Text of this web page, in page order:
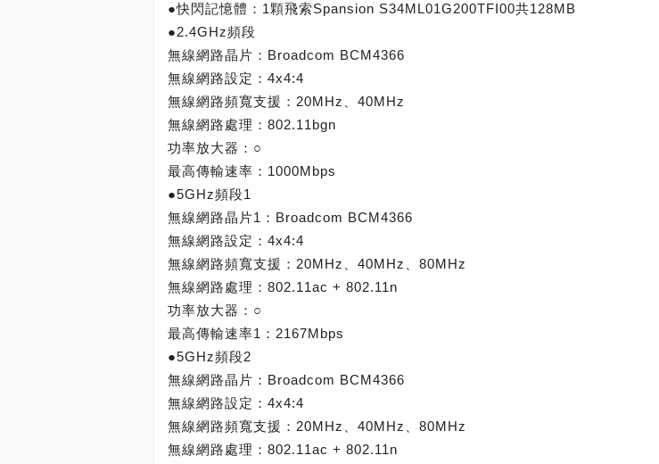
●快閃記憶體：1顆飛索Spansion S34ML01G200TFI00共128MB
●2.4GHz頻段
無線網路晶片：Broadcom BCM4366
無線網路設定：4x4:4
無線網路頻寬支援：20MHz、40MHz
無線網路處理：802.11bgn
功率放大器：○
最高傳輸速率：1000Mbps
●5GHz頻段1
無線網路晶片1：Broadcom BCM4366
無線網路設定：4x4:4
無線網路頻寬支援：20MHz、40MHz、80MHz
無線網路處理：802.11ac + 802.11n
功率放大器：○
最高傳輸速率1：2167Mbps
●5GHz頻段2
無線網路晶片：Broadcom BCM4366
無線網路設定：4x4:4
無線網路頻寬支援：20MHz、40MHz、80MHz
無線網路處理：802.11ac + 802.11n